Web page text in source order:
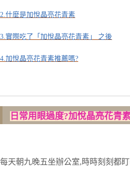
2.什麼是加悅晶亮花青素
3.實際吃了「加悅晶亮花青素」 之後
4.加悅晶亮花青素推薦嗎?
日常用眼過度?加悅晶亮花青
每天朝九晚五坐辦公室,時時刻刻都